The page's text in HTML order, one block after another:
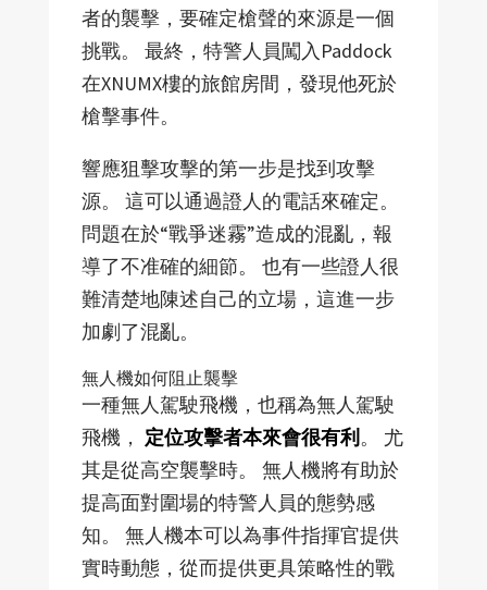
者的襲擊，要確定槍聲的來源是一個
挑戰。 最終，特警人員闖入Paddock
在XNUMX樓的旅館房間，發現他死於
槍擊事件。
響應狙擊攻擊的第一步是找到攻擊
源。 這可以通過證人的電話來確定。
問題在於“戰爭迷霧”造成的混亂，報
導了不准確的細節。 也有一些證人很
難清楚地陳述自己的立場，這進一步
加劇了混亂。
無人機如何阻止襲擊
一種無人駕駛飛機，也稱為無人駕駛
飛機， 定位攻擊者本來會很有利 。 尤
其是從高空襲擊時。 無人機將有助於
提高面對圍場的特警人員的態勢感
知。 無人機本可以為事件指揮官提供
實時動態，從而提供更具策略性的戰